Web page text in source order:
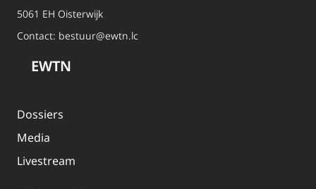
5061 EH Oisterwijk
Contact: bestuur@ewtn.lc
EWTN
Dossiers
Media
Livestream